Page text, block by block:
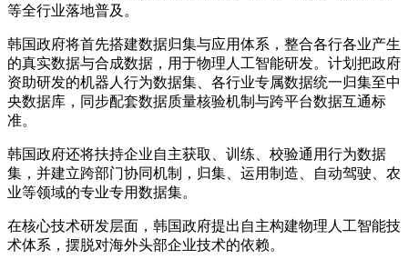
等全行业落地普及。
韩国政府将首先搭建数据归集与应用体系，整合各行各业产生
的真实数据与合成数据，用于物理人工智能研发。计划把政府
资助研发的机器人行为数据集、各行业专属数据统一归集至中
央数据库，同步配套数据质量核验机制与跨平台数据互通标
准。
韩国政府还将扶持企业自主获取、训练、校验通用行为数据
集，并建立跨部门协同机制，归集、运用制造、自动驾驶、农
业等领域的专业专用数据集。
在核心技术研发层面，韩国政府提出自主构建物理人工智能技
术体系，摆脱对海外头部企业技术的依赖。